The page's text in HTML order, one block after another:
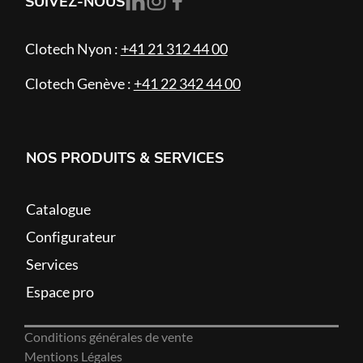
Clotech Nyon : +41 21 312 44 00
Clotech Genève : +41 22 342 44 00
NOS PRODUITS & SERVICES
Catalogue
Configurateur
Services
Espace pro
Conditions générales de vente
Mentions Légales